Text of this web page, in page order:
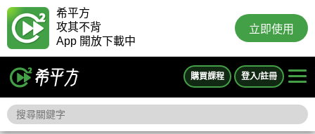
希平方
攻其不背
App 開放下載中
立即使用
購買課程 登入/註冊